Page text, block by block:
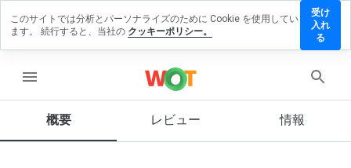
menu
概要 レビュー 情報
ビュー
す
この
このサイトでは分析とパーソナライズのために Cookie を使用してい
ます。 続行すると、当社の クッキーポリシー。
受け
入れ
る